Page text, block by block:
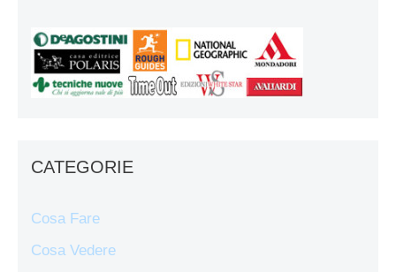
CATEGORIE
Cosa Fare
Cosa Vedere